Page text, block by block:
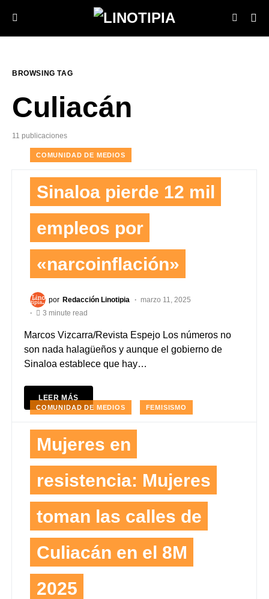
BROWSING TAG
Culiacán
11 publicaciones
COMUNIDAD DE MEDIOS
Sinaloa pierde 12 mil
empleos por
«narcoinflación»
por Redacción Linotipia
marzo 11, 2025
3 minute read
Marcos Vizcarra/Revista Espejo Los números no
son nada halagüeños y aunque el gobierno de
Sinaloa establece que hay…
LEER MÁS
COMUNIDAD DE MEDIOS FEMISISMO
Mujeres en
resistencia: Mujeres
toman las calles de
Culiacán en el 8M
2025